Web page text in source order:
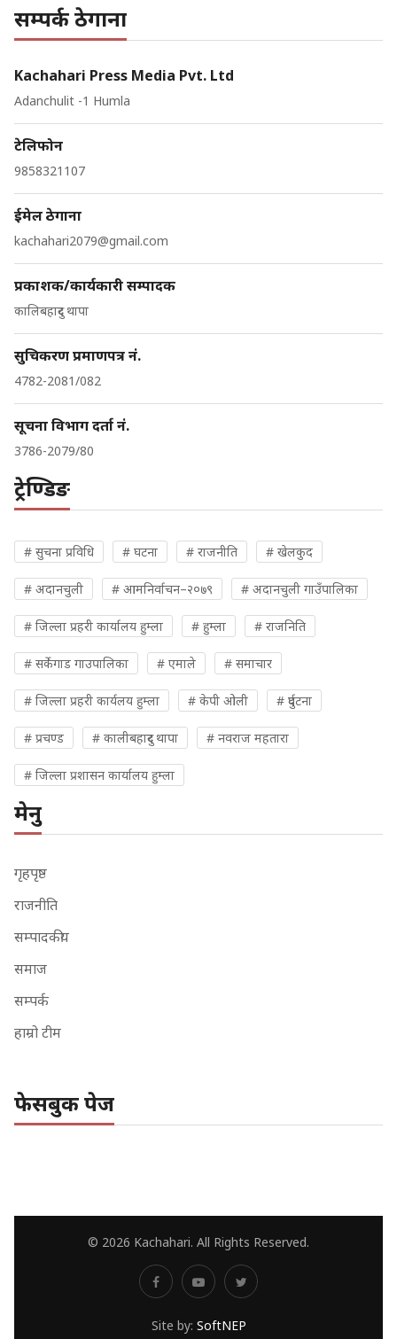
सम्पर्क ठेगाना
Kachahari Press Media Pvt. Ltd
Adanchulit -1 Humla
टेलिफोन
9858321107
ईमेल ठेगाना
kachahari2079@gmail.com
प्रकाशक/कार्यकारी सम्पादक
कालिबहादुर थापा
सुचिकरण प्रमाणपत्र नं.
4782-2081/082
सूचना विभाग दर्ता नं.
3786-2079/80
ट्रेण्डिङ
# सुचना प्रविधि # घटना # राजनीति # खेलकुद
# अदानचुली # आमनिर्वाचन–२०७९ # अदानचुली गाउँपालिका
# जिल्ला प्रहरी कार्यालय हुम्ला # हुम्ला # राजनिति
# सर्केगाड गाउपालिका # एमाले # समाचार
# जिल्ला प्रहरी कार्यलय हुम्ला # केपी ओली # दुर्घटना
# प्रचण्ड # कालीबहादुर थापा # नवराज महतारा
# जिल्ला प्रशासन कार्यालय हुम्ला
मेनु
गृहपृष्ठ
राजनीति
सम्पादकीय
समाज
सम्पर्क
हाम्रो टीम
फेसबुक पेज
© 2026 Kachahari. All Rights Reserved.
Site by: SoftNEP